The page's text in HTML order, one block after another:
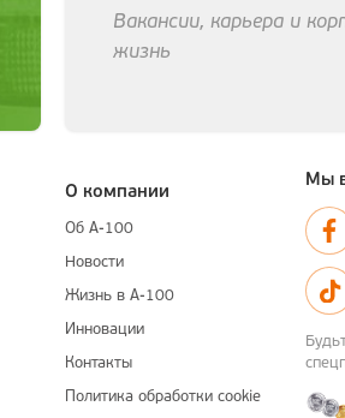
Вакансии, карьера и
жизнь
О компании
Об А-100
Новости
Жизнь в А-100
Инновации
Контакты
Политика обработки cookie
Мы